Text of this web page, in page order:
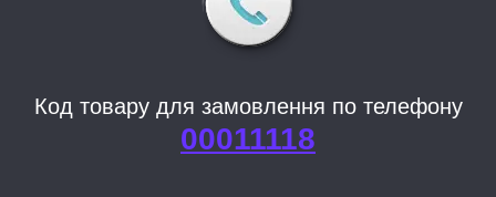
Код товару для замовлення по телефону
00011118